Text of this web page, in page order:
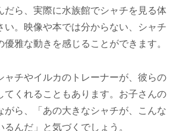
だら、実際に水族館でシャチを見る体
い。映像や本では分からない、シャチ
雅な動きを感じることができます。
ャチやイルカのトレーナーが、彼らの
てくれることもあります。お子さんの
がら、「あの大きなシャチが、こんな
んだ」と気づくでしょう。